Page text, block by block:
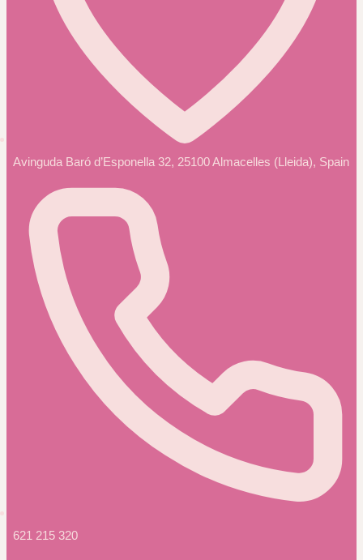
Avinguda Baró d’Esponella 32, 25100 Almacelles (Lleida), Spain
621 215 320